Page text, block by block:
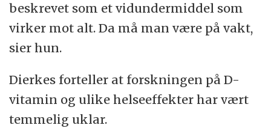
beskrevet som et vidundermiddel som
virker mot alt. Da må man være på vakt,
sier hun.
Dierkes forteller at forskningen på D-
vitamin og ulike helseeffekter har vært
temmelig uklar.